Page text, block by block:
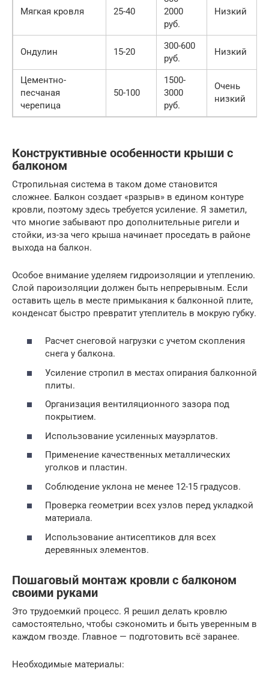
Мягкая кровля 25-40
2000
руб.
Низкий
Ондулин 15-20
300-600
руб.
Низкий
Цементно-
песчаная
черепица
50-100
1500-
3000
руб.
Очень
низкий
Конструктивные особенности крыши с
балконом
Стропильная система в таком доме становится
сложнее. Балкон создает «разрыв» в едином контуре
кровли, поэтому здесь требуется усиление. Я заметил,
что многие забывают про дополнительные ригели и
стойки, из-за чего крыша начинает проседать в районе
выхода на балкон.
Особое внимание уделяем гидроизоляции и утеплению.
Слой пароизоляции должен быть непрерывным. Если
оставить щель в месте примыкания к балконной плите,
конденсат быстро превратит утеплитель в мокрую губку.
Расчет снеговой нагрузки с учетом скопления
снега у балкона.
Усиление стропил в местах опирания балконной
плиты.
Организация вентиляционного зазора под
покрытием.
Использование усиленных мауэрлатов.
Применение качественных металлических
уголков и пластин.
Соблюдение уклона не менее 12-15 градусов.
Проверка геометрии всех узлов перед укладкой
материала.
Использование антисептиков для всех
деревянных элементов.
Пошаговый монтаж кровли с балконом
своими руками
Это трудоемкий процесс. Я решил делать кровлю
самостоятельно, чтобы сэкономить и быть уверенным в
каждом гвозде. Главное — подготовить всё заранее.
Необходимые материалы: